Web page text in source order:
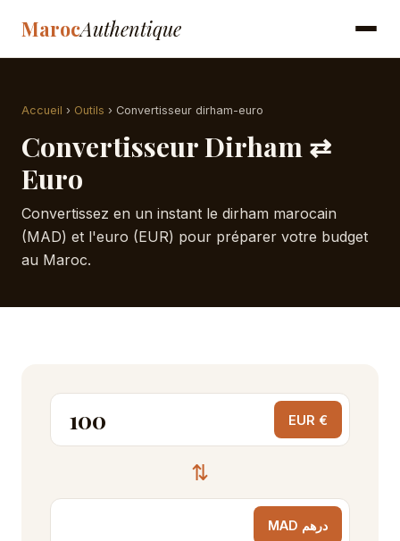
MarocAuthentique
Accueil › Outils › Convertisseur dirham-euro
Convertisseur Dirham ⇄
Euro
Convertissez en un instant le dirham marocain
(MAD) et l'euro (EUR) pour préparer votre budget
au Maroc.
EUR €
⇅
MAD درهم